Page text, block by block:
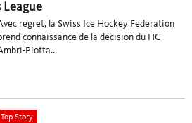
League
regret, la Swiss Ice Hockey Federation
connaissance de la décision du HC
Piotta...
Top Story